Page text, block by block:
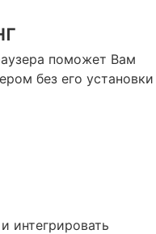
поможет Вам
без его установки
интегрировать